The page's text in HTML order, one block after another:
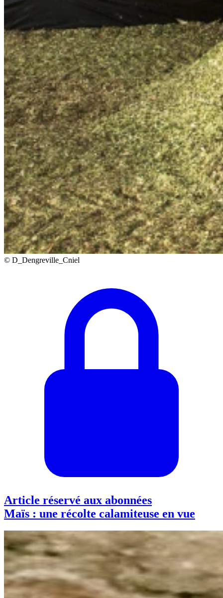
© D_Dengreville_Cniel
Article réservé aux abonnées
Maïs : une récolte calamiteuse en vue